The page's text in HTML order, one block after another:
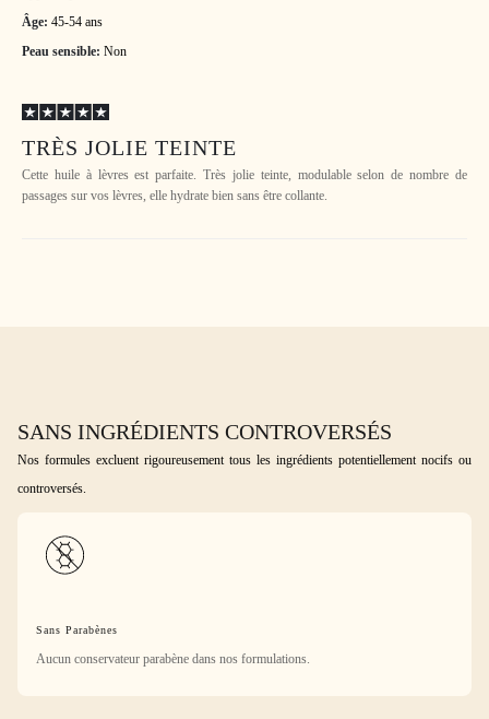
Âge: 45-54 ans
Peau sensible: Non
TRÈS JOLIE TEINTE
Cette huile à lèvres est parfaite. Très jolie teinte, modulable selon de nombre de
passages sur vos lèvres, elle hydrate bien sans être collante.
SANS INGRÉDIENTS CONTROVERSÉS
Nos formules excluent rigoureusement tous les ingrédients potentiellement nocifs ou
controversés.
Sans Parabènes
Aucun conservateur parabène dans nos formulations.